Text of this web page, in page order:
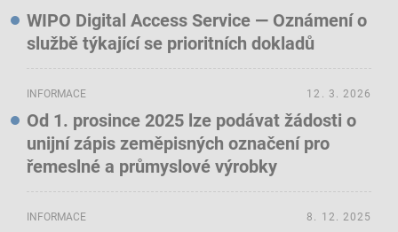
WIPO Digital Access Service — Oznámení o
službě týkající se prioritních dokladů
INFORMACE
Od 1. prosince 2025 lze podávat žádosti o
unijní zápis zeměpisných označení pro
řemeslné a průmyslové výrobky
12. 3. 2026
INFORMACE 8. 12. 2025